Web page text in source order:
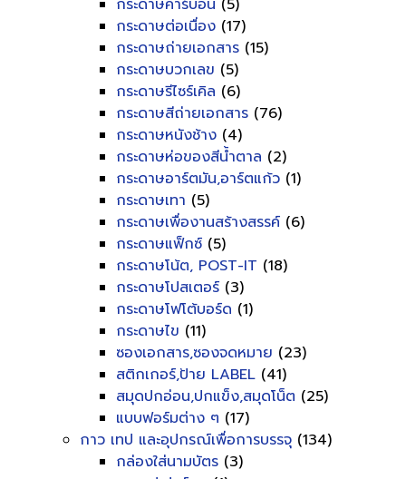
กระดาษคาร์บอน (5)
กระดาษต่อเนื่อง (17)
กระดาษถ่ายเอกสาร (15)
กระดาษบวกเลข (5)
กระดาษรีไซร์เคิล (6)
กระดาษสีถ่ายเอกสาร (76)
กระดาษหนังช้าง (4)
กระดาษห่อของสีน้ำตาล (2)
กระดาษอาร์ตมัน,อาร์ตแก้ว (1)
กระดาษเทา (5)
กระดาษเพื่องานสร้างสรรค์ (6)
กระดาษแฟ็กซ์ (5)
กระดาษโน้ต, POST-IT (18)
กระดาษโปสเตอร์ (3)
กระดาษโฟโต้บอร์ด (1)
กระดาษไข (11)
ซองเอกสาร,ซองจดหมาย (23)
สติกเกอร์,ป้าย LABEL (41)
สมุดปกอ่อน,ปกแข็ง,สมุดโน็ต (25)
แบบฟอร์มต่าง ๆ (17)
กาว เทป และอุปกรณ์เพื่อการบรรจุ (134)
กล่องใส่นามบัตร (3)